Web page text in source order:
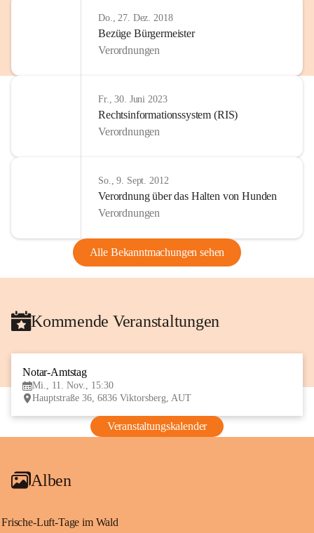
Do., 27. Dez. 2018
Bezüge Bürgermeister
Verordnungen
Fr., 30. Juni 2023
Rechtsinformationssystem (RIS)
Verordnungen
So., 9. Sept. 2012
Verordnung über das Halten von Hunden
Verordnungen
Alle Bekanntmachungen sehen
Kommende Veranstaltungen
Notar-Amtstag
Mi., 11. Nov., 15:30
Hauptstraße 36, 6836 Viktorsberg, AUT
Veranstaltungskalender
Alben
Frische-Luft-Tage im Wald